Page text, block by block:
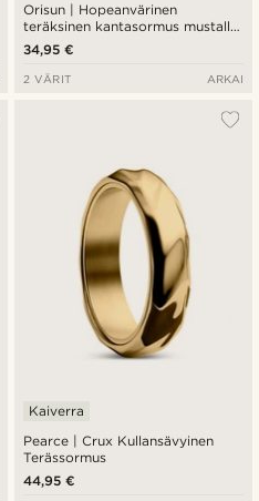
Orisun | Hopeanvärinen
teräksinen kantasormus mustalla
onyksillä
34,95 €
2 VÄRIT ARKAI
Pearce | Crux Kullansävyinen
Terässormus
Kaiverra
44,95 €